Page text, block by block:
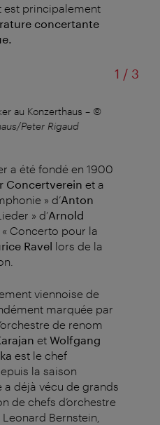
est principalement
concertante
1 /sur
3
au Konzerthaus – ©
Peter Rigaud
a été fondé en 1900
Concertverein et a
» d’Anton
» d’Arnold
« Concerto pour la
Ravel lors de la
viennoise de
marquée par
de renom
et Wolfgang
est le chef
la saison
a déjà vécu de grands
de chefs d’orchestre
Bernstein,